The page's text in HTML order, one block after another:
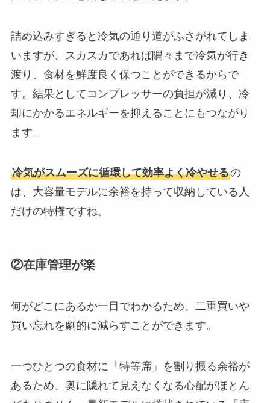
詰め込みすぎると冷気の通り道がふさがれてしま
いますが、スカスカであれば隅々まで冷気が行き
渡り、食材を鮮度良く保つことができるからで
す。結果としてコンプレッサーの負担が減り、冷
却にかかるエネルギーを抑えることにもつながり
ます。
冷気がスムーズに循環して効率よく冷やせるの
は、大容量モデルに余裕を持って収納している人
だけの特権ですね。
②在庫管理が楽
何がどこにあるか一目でわかるため、二重買いや
買い忘れを劇的に減らすことができます。
一つひとつの食材に「特等席」を割り振る余裕が
あるため、奥に隠れて見えなくなる心配がほとん